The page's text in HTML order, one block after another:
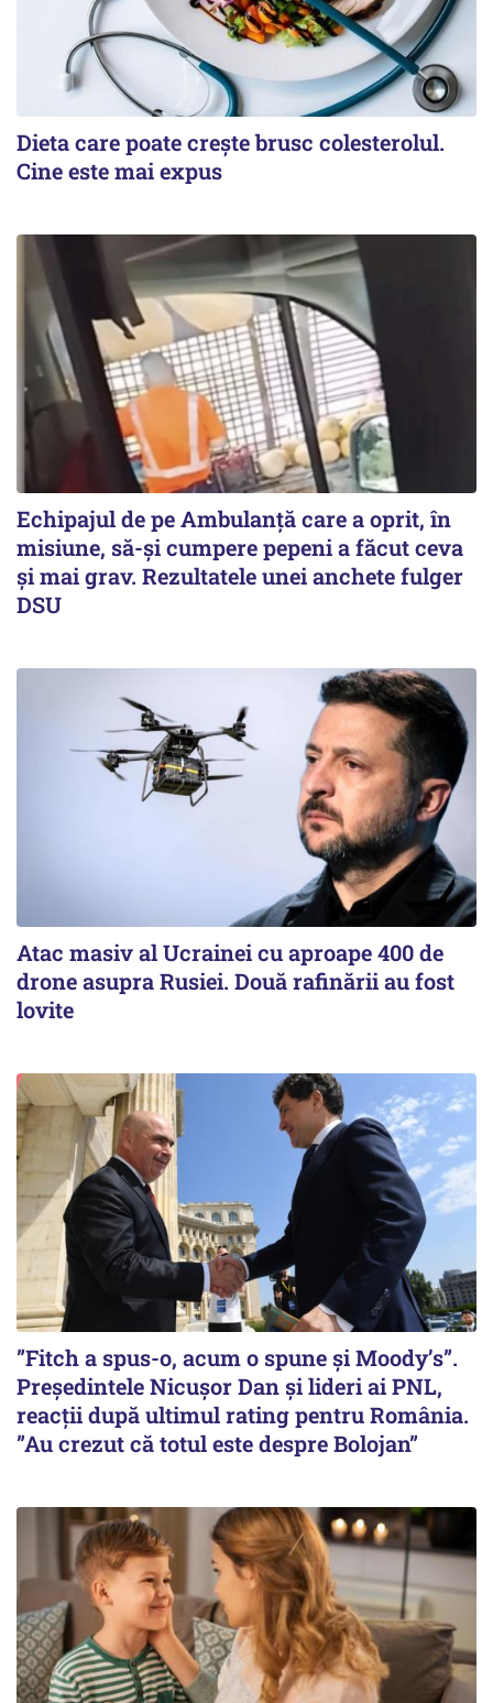
Dieta care poate crește brusc colesterolul.
Cine este mai expus
Echipajul de pe Ambulanță care a oprit, în
misiune, să-și cumpere pepeni a făcut ceva
și mai grav. Rezultatele unei anchete fulger
DSU
Atac masiv al Ucrainei cu aproape 400 de
drone asupra Rusiei. Două rafinării au fost
lovite
”Fitch a spus-o, acum o spune și Moody’s”.
Președintele Nicușor Dan și lideri ai PNL,
reacții după ultimul rating pentru România.
”Au crezut că totul este despre Bolojan”